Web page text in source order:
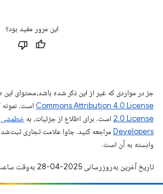
این مرور مفید بود؟
جز در مواردی که غیر از این ذکر شده باشد،‌محتوای
Commons Attribution 4.0 License است. نمونه
2.0 License است. برای اطلاع از جزئیات، به
Developers‏
وابسته به آن است.
تاریخ آخرین به‌روزرسانی 2025-04-28 به‌وقت ساعت هماهنگ جهانی.